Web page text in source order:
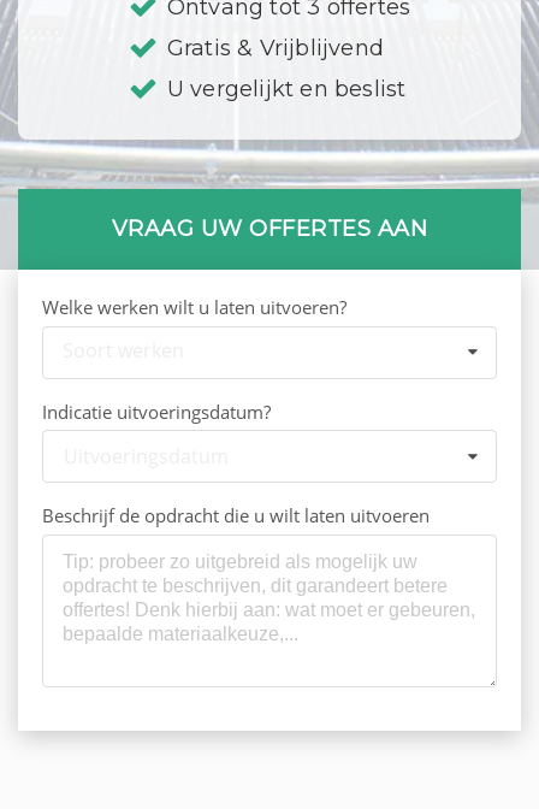
Ontvang tot 3 offertes
Gratis & Vrijblijvend
U vergelijkt en beslist
VRAAG UW OFFERTES AAN
Welke werken wilt u laten uitvoeren?
Indicatie uitvoeringsdatum?
Beschrijf de opdracht die u wilt laten uitvoeren